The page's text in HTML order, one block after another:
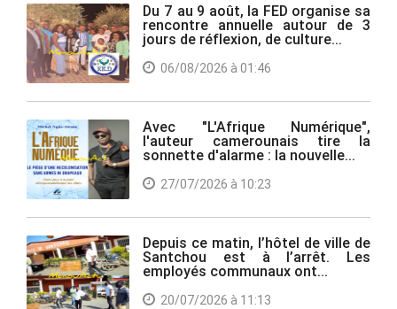
Du 7 au 9 août, la FED organise sa
rencontre annuelle autour de 3
jours de réflexion, de culture...
06/08/2026 à 01:46
Avec "L'Afrique Numérique",
l'auteur camerounais tire la
sonnette d'alarme : la nouvelle...
27/07/2026 à 10:23
Depuis ce matin, l’hôtel de ville de
Santchou est à l’arrêt. Les
employés communaux ont...
20/07/2026 à 11:13